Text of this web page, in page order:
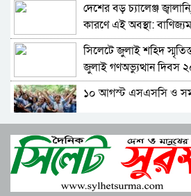
নির্বাচনকে কেন্দ্র করে
আইজিপি
কেমন হওয়া উচিত জাতীয়
মো. সফিকুল ইসলাম
মুক্তিযুদ্ধে আওয়ামী লীগের
জামায়াতের দেশবিরোধী
দৈনিক যুগভেরীর ভারপ্রাপ্ত
দেশের বড় চ্যালেঞ্জ
কারণে এই অবস্থা:
সিলেটে জুলাই শহিদ
জুলাই গণঅভ্যুত্থান দিবস
১০ আগস্ট এসএসসি ও
শাপলা চত্বরে হত্যা
বিরুদ্ধে আনুষ্ঠানিক
বিরোধীদলের পতন শুরু